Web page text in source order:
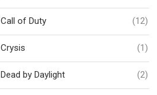
Call of Duty (12)
Crysis (1)
Dead by Daylight (2)